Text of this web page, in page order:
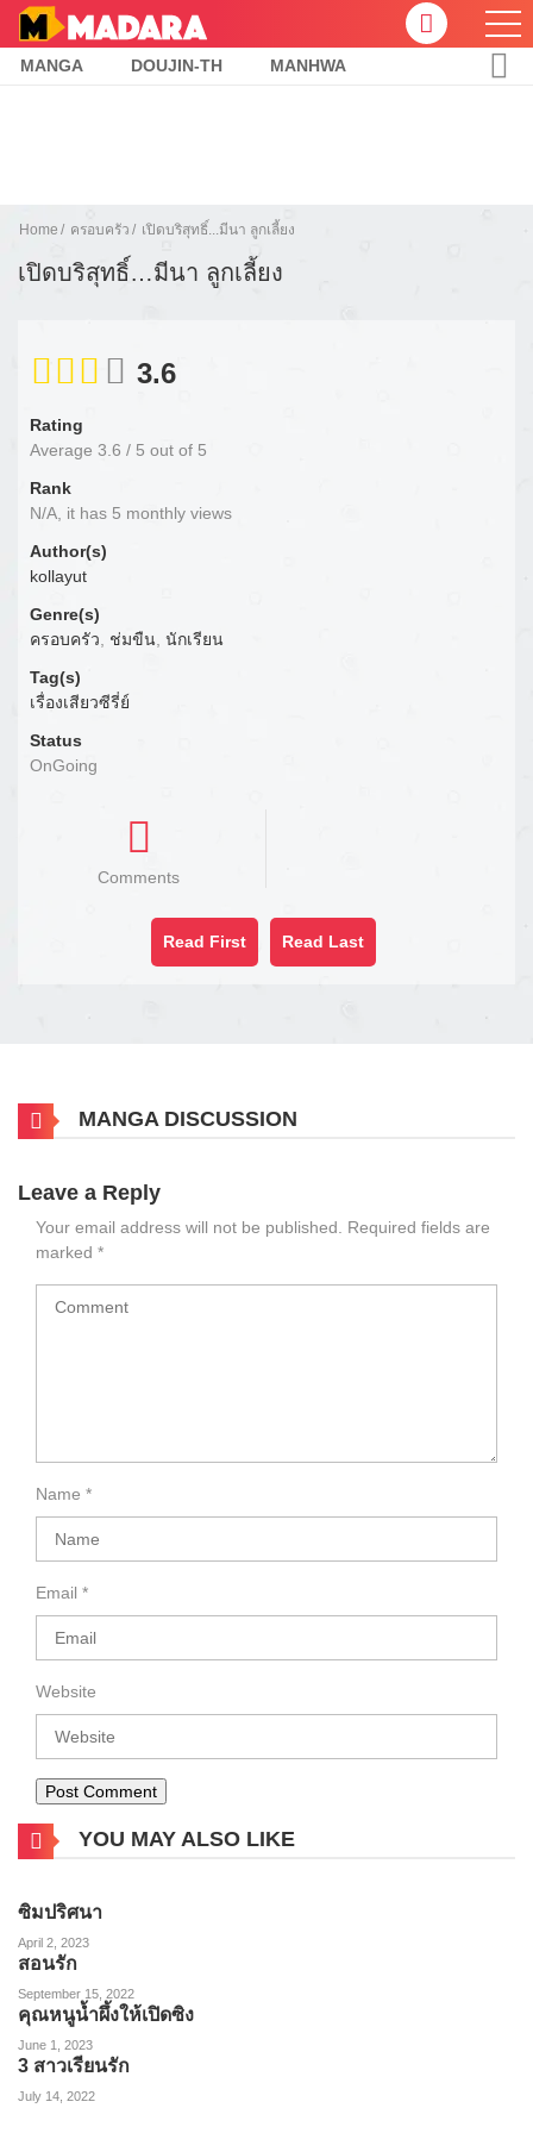
MANGA DOUJIN-TH MANHWA
Home ครอบครัว เปิดบริสุทธิ์...มีนา ลูกเลี้ยง
เปิดบริสุทธิ์…มีนา ลูกเลี้ยง
3.6
Rating
Average 3.6 / 5 out of 5
Rank
N/A, it has 5 monthly views
Author(s)
kollayut
Genre(s)
ครอบครัว, ช่มขืน, นักเรียน
Tag(s)
เรื่องเสียวซีรี่ย์
Status
OnGoing
Comments
Read First Read Last
MANGA DISCUSSION
Leave a Reply
Your email address will not be published. Required fields are
marked *
Name *
Email *
Website
YOU MAY ALSO LIKE
ซิมปริศนา
April 2, 2023
สอนรัก
September 15, 2022
คุณหนูน้ำผึ้งให้เปิดซิง
June 1, 2023
3 สาวเรียนรัก
July 14, 2022